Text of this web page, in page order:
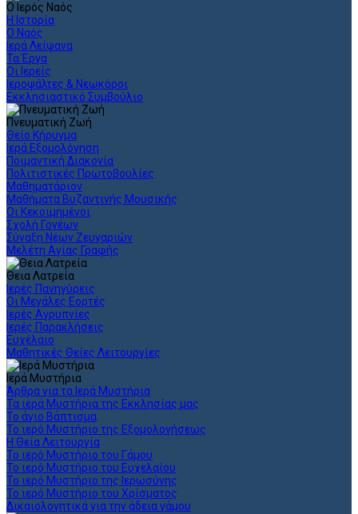
Ο Ιερός Ναός
Η Ιστορία
Ο Ναός
Ιερά Λείψανα
Τα Έργα
Οι Ιερείς
Ιεροψάλτες & Νεωκόροι
Εκκλησιαστικό Συμβούλιο
Πνευματική Ζωή
Θείο Κήρυγμα
Ιερά Εξομολόγηση
Ποιμαντική Διακονία
Πολιτιστικές Πρωτοβουλίες
Μαθηματάριον
Μαθήματα Βυζαντινής Μουσικής
Οι Κεκοιμημένοι
Σχολή Γονέων
Σύναξη Νέων Ζευγαριών
Μελέτη Αγίας Γραφής
Θεια Λατρεία
Ιερές Πανηγύρεις
Οι Μεγάλες Εορτές
Ιερές Αγρυπνίες
Ιερές Παρακλήσεις
Ευχέλαιο
Μαθητικές Θείες Λειτουργίες
Ιερά Μυστήρια
Άρθρα για τα Ιερά Μυστήρια
Τα ιερά Μυστήρια της Εκκλησίας μας
Το άγιο Βάπτισμα
Το ιερό Μυστήριο της Εξομολογήσεως
Η Θεία Λειτουργία
Το ιερό Μυστήριο του Γάμου
Το ιερό Μυστήριο του Ευχελαίου
Το ιερό Μυστήριο της Ιερωσύνης
Το ιερό Μυστήριο του Χρίσματος
Δικαιολογητικά για την άδεια γάμου